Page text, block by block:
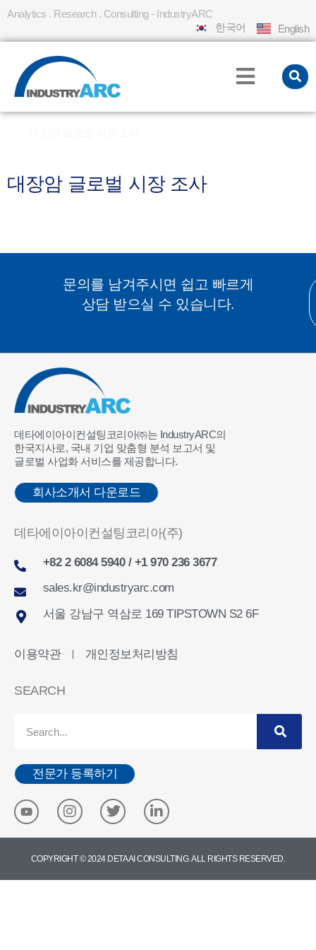
Analytics . Research . Consulting - IndustryARC
한국어
English
대장암 글로벌 시장 조사
문의를 남겨주시면 쉽고 빠르게
상담 받으실 수 있습니다.
데타에이아이컨설팅코리아㈜는 IndustryARC의
한국지사로, 국내 기업 맞춤형 분석 보고서 및
글로벌 사업화 서비스를 제공합니다.
회사소개서 다운로드
데타에이아이컨설팅코리아(주)
+82 2 6084 5940 / +1 970 236 3677
sales.kr@industryarc.com
서울 강남구 역삼로 169 TIPSTOWN S2 6F
이용약관 ㅣ 개인정보처리방침
SEARCH
전문가 등록하기
COPYRIGHT © 2024 DETA AI CONSULTING. ALL RIGHTS RESERVED.